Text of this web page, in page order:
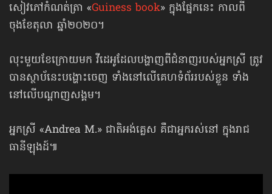
សៀវភៅកំណត់ត្រា «Guiness book» ក្នុងផ្នែកនេះ កាលពី
ចុងខែតុលា ឆ្នាំ២០២០។
លុះមួយខែ​ក្រោយមក វីដេអូ​ដែលបង្ហាញ​ពីជំនាញរបស់អ្នកស្រី ត្រូវ
បានស្ថាប័នេះបង្ហោះចេញ ទាំងនៅលើគេហទំព័ររបស់ខ្លួន ទាំង
នៅលើ​បណ្ដាញសង្គម។
អ្នកស្រី «Andrea M.» ជាតិអង់គ្លេស គឺជាអ្នករស់នៅ ក្នុងរាជ
ធានីឡុងដ៍៕